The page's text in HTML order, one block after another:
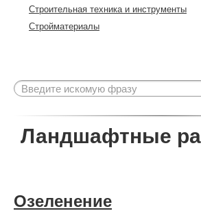
Строительная техника и инструменты
Стройматериалы
Ландшафтные
Озеленение